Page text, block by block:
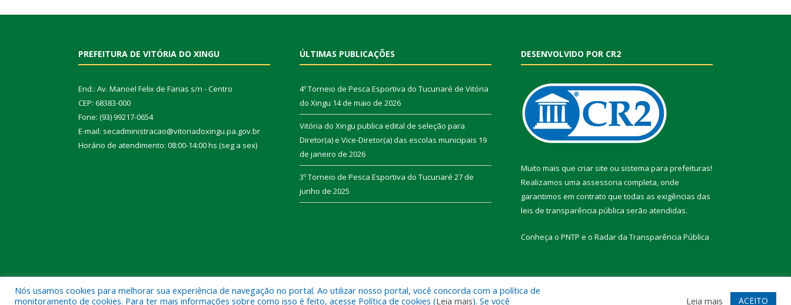
PREFEITURA DE VITÓRIA DO XINGU
End.: Av. Manoel Felix de Farias s/n - Centro
CEP: 68383-000
Fone: (93) 99217-0654
E-mail: secadministracao@vitoriadoxingu.pa.gov.br
Horário de atendimento: 08:00-14:00 hs (seg a sex)
ÚLTIMAS PUBLICAÇÕES
4º Torneio de Pesca Esportiva do Tucunaré de Vitória
do Xingu 14 de maio de 2026
Vitória do Xingu publica edital de seleção para
Diretor(a) e Vice-Diretor(a) das escolas municipais 19
de janeiro de 2026
3º Torneio de Pesca Esportiva do Tucunaré 27 de
junho de 2025
DESENVOLVIDO POR CR2
Muito mais que criar site ou sistema para prefeituras!
Realizamos uma assessoria completa, onde
garantimos em contrato que todas as exigências das
leis de transparência pública serão atendidas.
Conheça o PNTP e o Radar da Transparência Pública
Todos os direitos reservados a Prefeitura Municipal de Vitória do Xingu. Mapa do Site Acessar Webmail
Nós usamos cookies para melhorar sua experiência de navegação no portal. Ao utilizar nosso portal, você concorda com a política de
monitoramento de cookies. Para ter mais informações sobre como isso é feito, acesse Política de cookies (Leia mais). Se você Leia mais ACEITO